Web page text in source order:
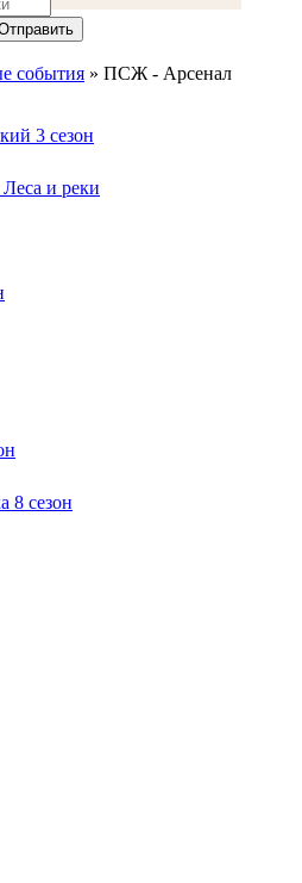
события » ПСЖ - Арсенал
3 сезон
и реки
8 сезон